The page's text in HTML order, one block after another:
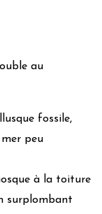
au
fossile,
peu
à la toiture
surplombant